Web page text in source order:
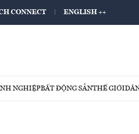
CONNECT ENGLISH ++
NGHIỆPBẤT ĐỘNG SẢNTHẾ GIỚI